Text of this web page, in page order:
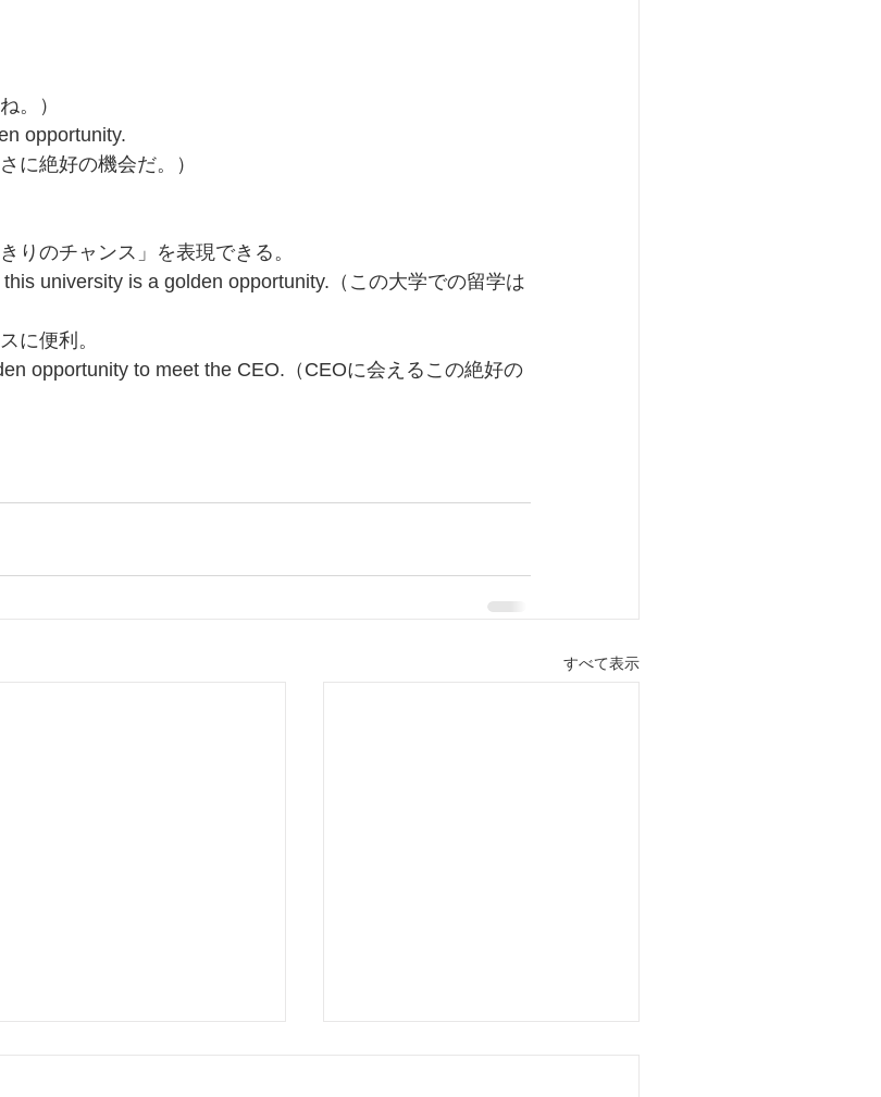
。）
opportunity.
に絶好の機会だ。）
りのチャンス」を表現できる。
university is a golden opportunity.（この大学での留学は
に便利。
opportunity to meet the CEO.（CEOに会えるこの絶好の
すべて表示